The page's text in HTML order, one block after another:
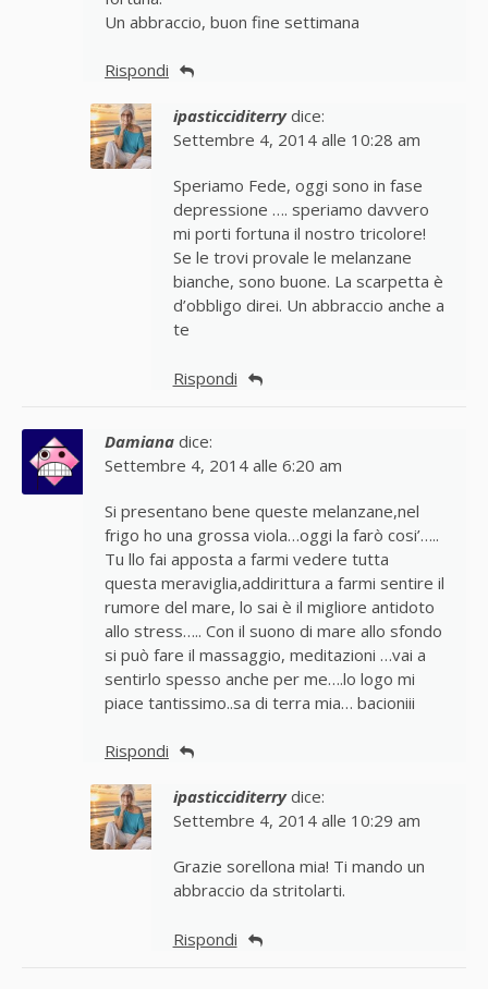
Un abbraccio, buon fine settimana
Rispondi
ipasticciditerry dice:
Settembre 4, 2014 alle 10:28 am
Speriamo Fede, oggi sono in fase
depressione …. speriamo davvero
mi porti fortuna il nostro tricolore!
Se le trovi provale le melanzane
bianche, sono buone. La scarpetta è
d’obbligo direi. Un abbraccio anche a
te
Rispondi
Damiana dice:
Settembre 4, 2014 alle 6:20 am
Si presentano bene queste melanzane,nel
frigo ho una grossa viola…oggi la farò cosi’…..
Tu llo fai apposta a farmi vedere tutta
questa meraviglia,addirittura a farmi sentire il
rumore del mare, lo sai è il migliore antidoto
allo stress….. Con il suono di mare allo sfondo
si può fare il massaggio, meditazioni …vai a
sentirlo spesso anche per me….lo logo mi
piace tantissimo..sa di terra mia… bacioniii
Rispondi
ipasticciditerry dice:
Settembre 4, 2014 alle 10:29 am
Grazie sorellona mia! Ti mando un
abbraccio da stritolarti.
Rispondi